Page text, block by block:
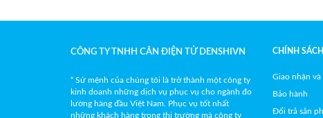
CÔNG TY TNHH CÂN ĐIỆN TỬ DENSHIVN
“ Sứ mệnh của chúng tôi là trở thành một công ty
kinh doanh những dịch vụ phục vụ cho ngành đo
lường hàng đầu Việt Nam. Phục vụ tốt nhất
những khách hàng trong thị trường mà công ty
CHÍNH SÁCH
Giao nhận và
Bảo hành
Đổi trả sản